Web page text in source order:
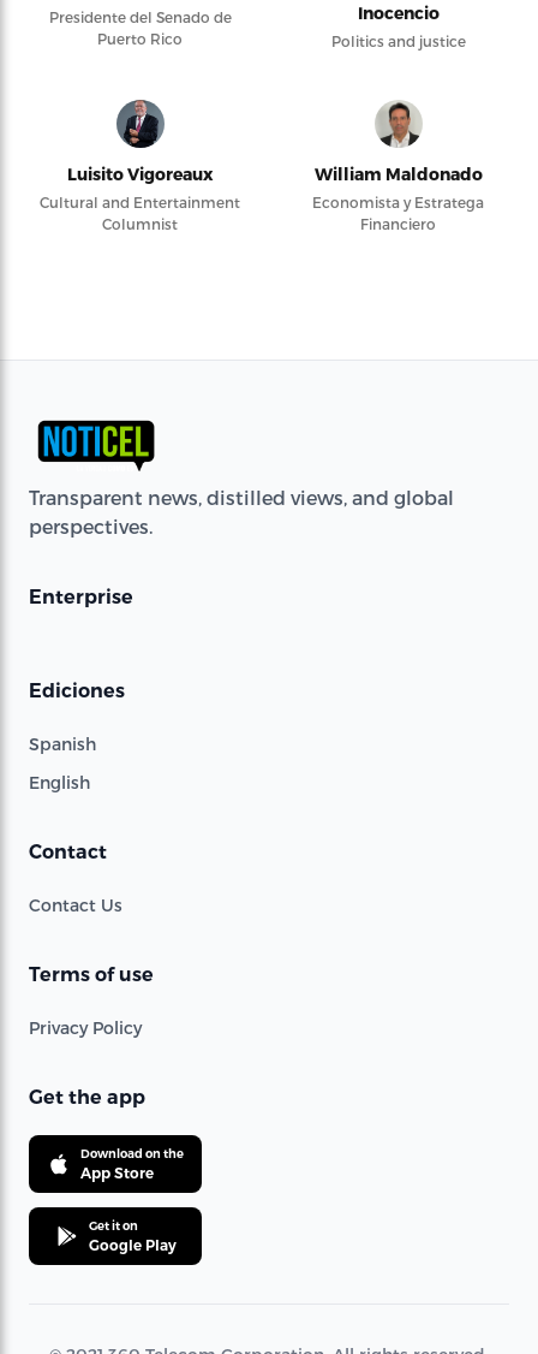
Presidente del Senado de
Puerto Rico
Inocencio
Politics and justice
Luisito Vigoreaux
Cultural and Entertainment
Columnist
William Maldonado
Economista y Estratega
Financiero
Transparent news, distilled views, and global
perspectives.
Enterprise
Ediciones
Spanish
English
Contact
Contact Us
Terms of use
Privacy Policy
Get the app
Download on the
App Store
Get it on
Google Play